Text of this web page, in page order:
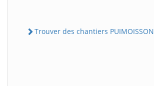
Trouver des chantiers PUIMOISSON